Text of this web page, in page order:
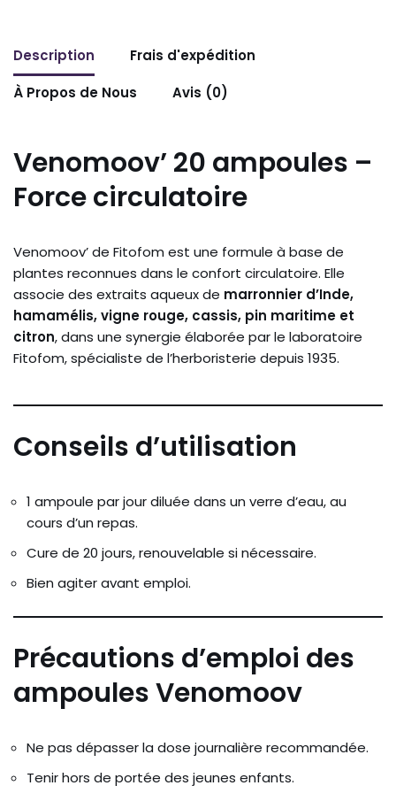
Description
Frais d'expédition
À Propos de Nous
Avis (0)
Venomoov’ 20 ampoules –
Force circulatoire
Venomoov’ de Fitofom est une formule à base de
plantes reconnues dans le confort circulatoire. Elle
associe des extraits aqueux de marronnier d’Inde,
hamamélis, vigne rouge, cassis, pin maritime et
citron, dans une synergie élaborée par le laboratoire
Fitofom, spécialiste de l’herboristerie depuis 1935.
Conseils d’utilisation
1 ampoule par jour diluée dans un verre d’eau, au
cours d’un repas.
Cure de 20 jours, renouvelable si nécessaire.
Bien agiter avant emploi.
Précautions d’emploi des
ampoulesVenomoov
Ne pas dépasser la dose journalière recommandée.
Tenir hors de portée des jeunes enfants.